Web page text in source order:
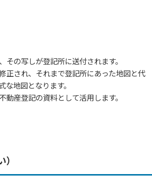
の写しが登記所に送付されます。
正され、それまで登記所にあった地図と代
地図となります。
産登記の資料として活用します。